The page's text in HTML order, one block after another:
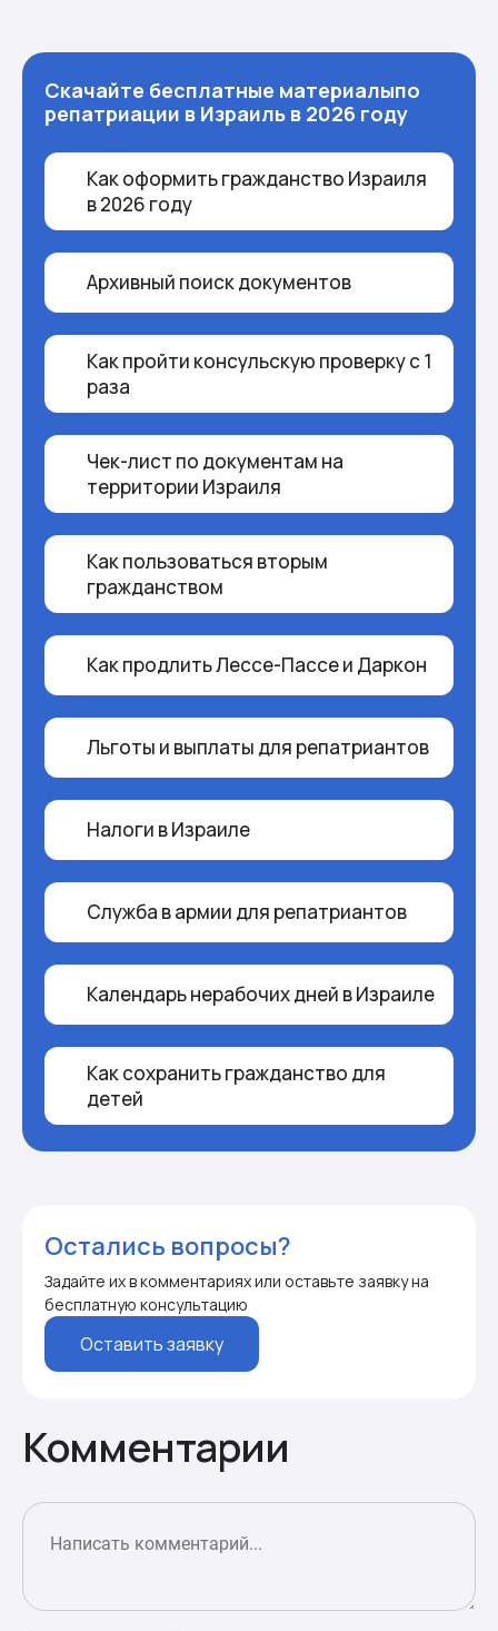
Скачайте бесплатные материалыпо
репатриации в Израиль в 2026 году
Как оформить гражданство Израиля
в 2026 году
Архивный поиск документов
Как пройти консульскую проверку с 1
раза
Чек-лист по документам на
территории Израиля
Как пользоваться вторым
гражданством
Как продлить Лессе-Пассе и Даркон
Льготы и выплаты для репатриантов
Налоги в Израиле
Cлужба в армии для репатриантов
Календарь нерабочих дней в Израиле
Как сохранить гражданство для
детей
Остались вопросы?
Задайте их в комментариях или оставьте заявку на
бесплатную консультацию
Оставить заявку
Комментарии